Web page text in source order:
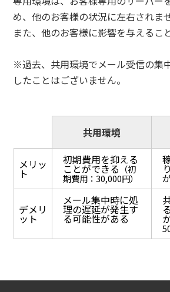
め、他のお客様の状況に左右されま
また、他のお客様に影響を与えるこ
※過去、共用環境でメール受信の集
したことはございません。
共用環境
メリッ
ト
初期費用を抑える
ことができる （初
期費用：30,000円）
デメリ
ット
メール集中時に処
理の遅延が発生す
る可能性がある